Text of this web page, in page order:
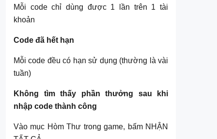
Mỗi code chỉ dùng được 1 lần trên 1 tài
khoản
Code đã hết hạn
Mỗi code đều có hạn sử dụng (thường là vài
tuần)
Không tìm thấy phần thưởng sau khi
nhập code thành công
Vào mục Hòm Thư trong game, bấm NHẬN